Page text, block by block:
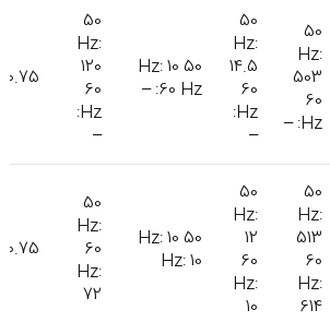
50
Hz:
503
60
Hz: –
50
Hz:
14.5
60
Hz:
–
50 Hz: 10
60 Hz: –
50
Hz:
120
60
Hz:
–
0.75
50
Hz:
513
60
Hz:
614
50
Hz:
12
60
Hz:
10
50 Hz: 10
Hz: 10
50
Hz:
60
Hz:
72
0.75